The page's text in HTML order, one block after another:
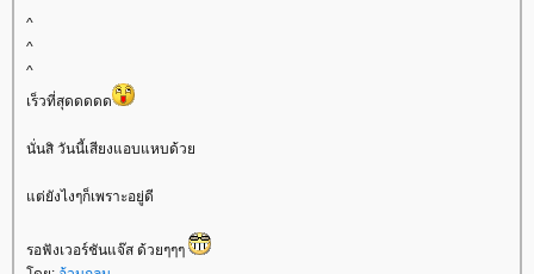
^
^
^
เร็วที่สุดดดดด
นั่นสิ วันนี้เสียงแอบแหบด้ว
ต่ยังไงๆก็เพราะอยู่ดี
รอฟังเวอร์ชันแจ๊ส ด้วยๆๆๆ